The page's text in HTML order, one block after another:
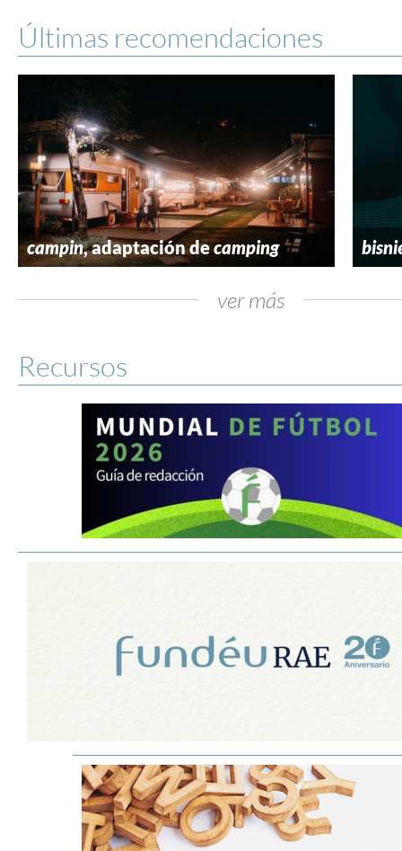
Últimas recomendaciones
campin, adaptación decamping
ver más
Recursos